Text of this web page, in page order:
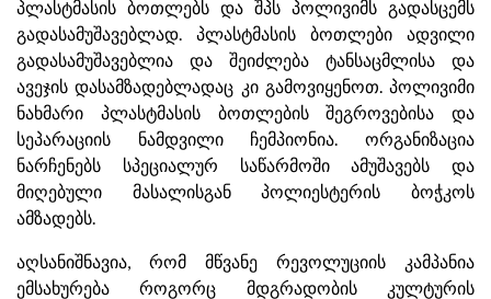
პლასტმასის ბოთლებს და შპს პოლივიმს გადასცემს
გადასამუშავებლად. პლასტმასის ბოთლები ადვილი
გადასამუშავებლია და შეიძლება ტანსაცმლისა და
ავეჯის დასამზადებლადაც კი გამოვიყენოთ. პოლივიმი
ნახმარი პლასტმასის ბოთლების შეგროვებისა და
სეპარაციის ნამდვილი ჩემპიონია. ორგანიზაცია
ნარჩენებს სპეციალურ საწარმოში ამუშავებს და
მიღებული მასალისგან პოლიესტერის ბოჭკოს
ამზადებს.
აღსანიშნავია, რომ მწვანე რევოლუციის კამპანია
ემსახურება როგორც მდგრადობის კულტურის